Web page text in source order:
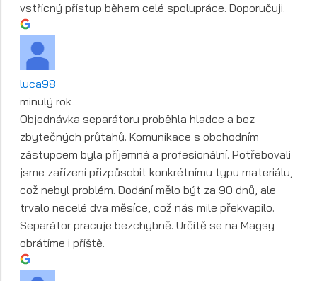
vstřícný přístup během celé spolupráce. Doporučuji.
luca98
minulý rok
Objednávka separátoru proběhla hladce a bez
zbytečných průtahů. Komunikace s obchodním
zástupcem byla příjemná a profesionální. Potřebovali
jsme zařízení přizpůsobit konkrétnímu typu materiálu,
což nebyl problém. Dodání mělo být za 90 dnů, ale
trvalo necelé dva měsíce, což nás mile překvapilo.
Separátor pracuje bezchybně. Určitě se na Magsy
obrátíme i příště.